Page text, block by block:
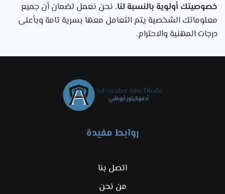
خصوصيتك أولوية بالنسبة لنا. نحن نعمل لضمان أن جميع
معلوماتك الشخصية يتم التعامل معها بسرية تامة وبأعلى
درجات المهنية والاحترام.
روابط مفيدة
اتصل بنا
من نحن